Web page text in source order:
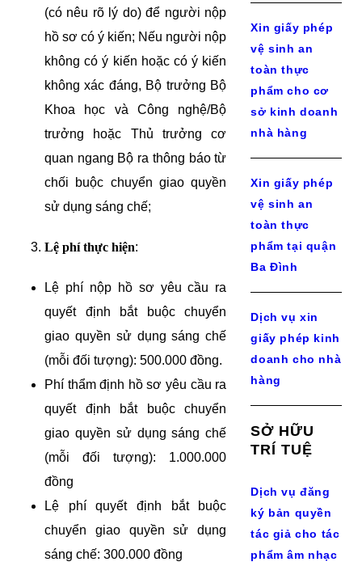
(có nêu rõ lý do) để người nộp
hồ sơ có ý kiến; Nếu người nộp
không có ý kiến hoặc có ý kiến
không xác đáng, Bộ trưởng Bộ
Khoa học và Công nghệ/Bộ
trưởng hoặc Thủ trưởng cơ
quan ngang Bộ ra thông báo từ
chối buộc chuyển giao quyền
sử dụng sáng chế;
Lệ phí thực hiện:
Lệ phí nộp hồ sơ yêu cầu ra
quyết định bắt buộc chuyển
giao quyền sử dụng sáng chế
(mỗi đối tượng): 500.000 đồng.
Phí thẩm định hồ sơ yêu cầu ra
quyết định bắt buộc chuyển
giao quyền sử dụng sáng chế
(mỗi đối tượng): 1.000.000
đồng
Lệ phí quyết định bắt buộc
chuyển giao quyền sử dụng
sáng chế: 300.000 đồng
Xin giấy phép
vệ sinh an
toàn thực
phẩm cho cơ
sở kinh doanh
nhà hàng
Xin giấy phép
vệ sinh an
toàn thực
phẩm tại quận
Ba Đình
Dịch vụ xin
giấy phép kinh
doanh cho nhà
hàng
SỞ HỮU
TRÍ TUỆ
Dịch vụ đăng
ký bản quyền
tác giả cho tác
phẩm âm nhạc